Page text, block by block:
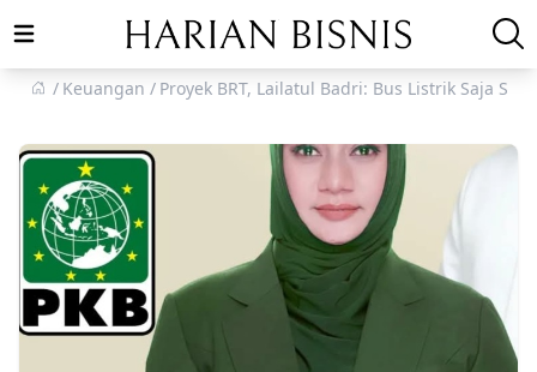
Open main menu
Keuangan
Proyek BRT, Lailatul Badri: Bus Listrik Saja